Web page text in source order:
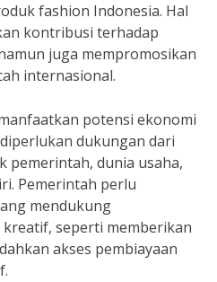
fashion Indonesia. Hal
kontribusi terhadap
juga mempromosikan
internasional.
potensi ekonomi
dukungan dari
pemerintah, dunia usaha,
Pemerintah perlu
mendukung
seperti memberikan
akses pembiayaan